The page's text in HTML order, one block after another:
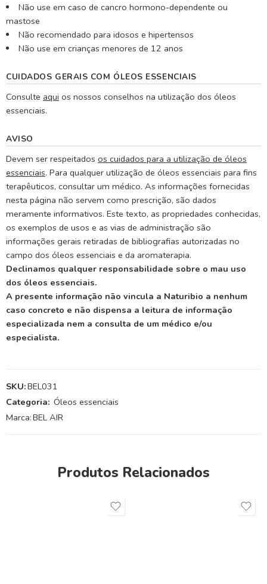
Não use em caso de cancro hormono-dependente ou
mastose
Não recomendado para idosos e hipertensos
Não use em crianças menores de 12 anos
CUIDADOS GERAIS COM ÓLEOS ESSENCIAIS
Consulte aqui os nossos conselhos na utilização dos óleos
essenciais.
AVISO
Devem ser respeitados os cuidados para a utilização de óleos
essenciais. Para qualquer utilização de óleos essenciais para fins
terapêuticos, consultar um médico. As informações fornecidas
nesta página não servem como prescrição, são dados
meramente informativos. Este texto, as propriedades conhecidas,
os exemplos de usos e as vias de administração são
informações gerais retiradas de bibliografias autorizadas no
campo dos óleos essenciais e da aromaterapia.
Declinamos qualquer responsabilidade sobre o mau uso
dos óleos essenciais.
A presente informação não vincula a Naturibio a nenhum
caso concreto e não dispensa a leitura de informação
especializada nem a consulta de um médico e/ou
especialista.
SKU:BEL031
Categoria: Óleos essenciais
Marca:BEL AIR
Produtos Relacionados